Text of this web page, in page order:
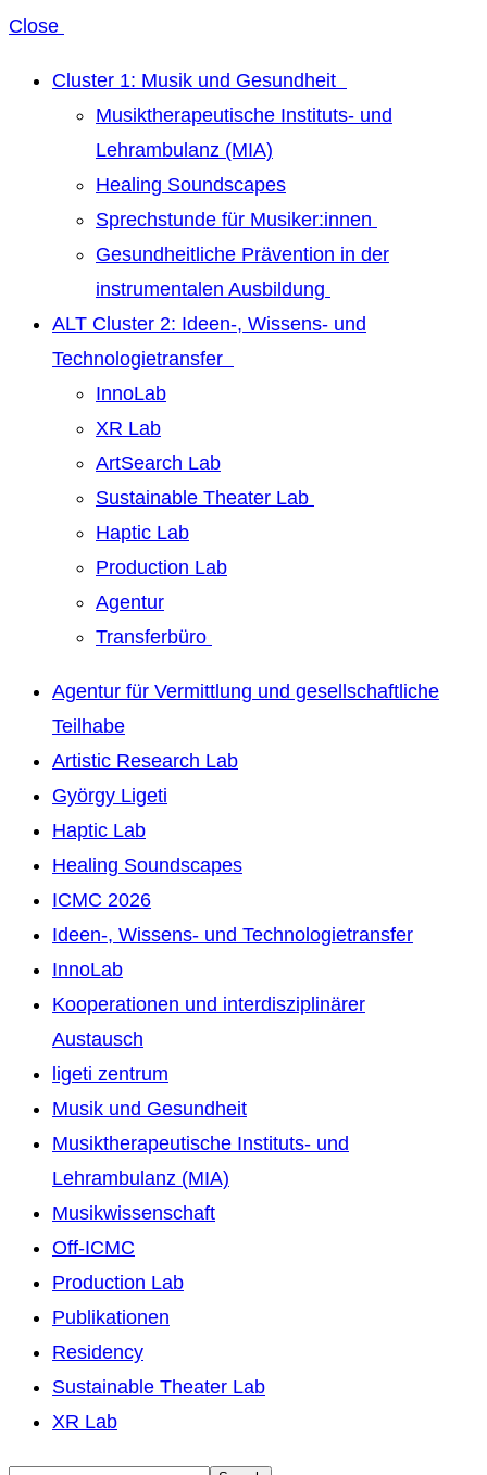
Close
Cluster 1: Musik und Gesundheit
Musiktherapeutische Instituts- und
Lehrambulanz (MIA)
Healing Soundscapes
Sprechstunde für Musiker:innen
Gesundheitliche Prävention in der
instrumentalen Ausbildung
ALT Cluster 2: Ideen-, Wissens- und
Technologietransfer
InnoLab
XR Lab
ArtSearch Lab
Sustainable Theater Lab
Haptic Lab
Production Lab
Agentur
Transferbüro
Agentur für Vermittlung und gesellschaftliche
Teilhabe
Artistic Research Lab
György Ligeti
Haptic Lab
Healing Soundscapes
ICMC 2026
Ideen-, Wissens- und Technologietransfer
InnoLab
Kooperationen und interdisziplinärer
Austausch
ligeti zentrum
Musik und Gesundheit
Musiktherapeutische Instituts- und
Lehrambulanz (MIA)
Musikwissenschaft
Off-ICMC
Production Lab
Publikationen
Residency
Sustainable Theater Lab
XR Lab